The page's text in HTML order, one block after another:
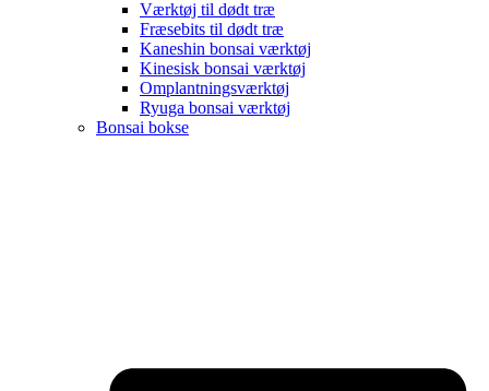
Værktøj til dødt træ
Fræsebits til dødt træ
Kaneshin bonsai værktøj
Kinesisk bonsai værktøj
Omplantningsværktøj
Ryuga bonsai værktøj
Bonsai bokse